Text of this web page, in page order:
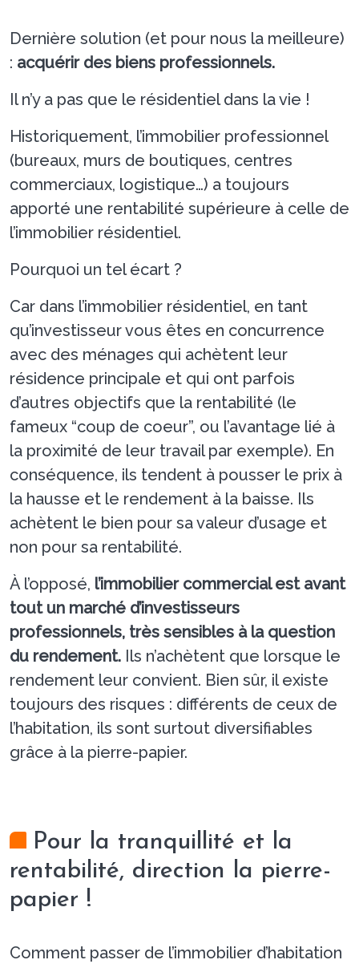
Dernière solution (et pour nous la meilleure)
: acquérir des biens professionnels.
Il n’y a pas que le résidentiel dans la vie !
Historiquement, l’immobilier professionnel
(bureaux, murs de boutiques, centres
commerciaux, logistique…) a toujours
apporté une rentabilité supérieure à celle de
l’immobilier résidentiel.
Pourquoi un tel écart ?
Car dans l’immobilier résidentiel, en tant
qu’investisseur vous êtes en concurrence
avec des ménages qui achètent leur
résidence principale et qui ont parfois
d’autres objectifs que la rentabilité (le
fameux “coup de coeur”, ou l’avantage lié à
la proximité de leur travail par exemple). En
conséquence, ils tendent à pousser le prix à
la hausse et le rendement à la baisse. Ils
achètent le bien pour sa valeur d’usage et
non pour sa rentabilité.
À l’opposé, l’immobilier commercial est avant
tout un marché d’investisseurs
professionnels, très sensibles à la question
du rendement. Ils n’achètent que lorsque le
rendement leur convient. Bien sûr, il existe
toujours des risques : différents de ceux de
l’habitation, ils sont surtout diversifiables
grâce à la pierre-papier.
Pour la tranquillité et la
rentabilité, direction la pierre-
papier !
Comment passer de l’immobilier d’habitation